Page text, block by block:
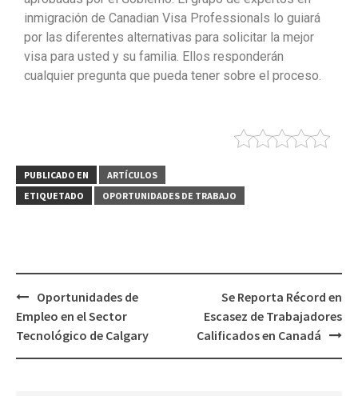
inmigración de Canadian Visa Professionals lo guiará
por las diferentes alternativas para solicitar la mejor
visa para usted y su familia. Ellos responderán
cualquier pregunta que pueda tener sobre el proceso.
PUBLICADO EN
ARTÍCULOS
ETIQUETADO
OPORTUNIDADES DE TRABAJO
Oportunidades de
Empleo en el Sector
Tecnológico de Calgary
Se Reporta Récord en
Escasez de Trabajadores
Calificados en Canadá